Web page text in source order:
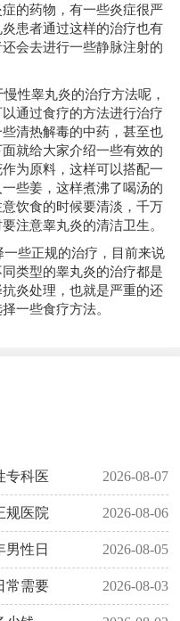
的药物，有一些炎症很严
患者通过这样的治疗也有
会去进行一些静脉注射的
性睾丸炎的治疗方法呢，
通过食疗的方法进行治疗
清热解毒的中药，甚至也
就给大家介绍一些有效的
为原料，这样可以搭配一
些姜，这样煮沸了喝汤的
饮食的时候要清淡，千万
注意睾丸炎的清洁卫生。
些正规的治疗，目前来说
类型的睾丸炎的治疗都是
炎处理，也就是严重的还
一些食疗方法。
专科医 2026-08-07
规医院 2026-08-06
男性日 2026-08-05
常需要 2026-08-03